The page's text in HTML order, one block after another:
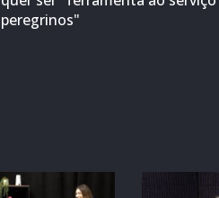
peregrinos"